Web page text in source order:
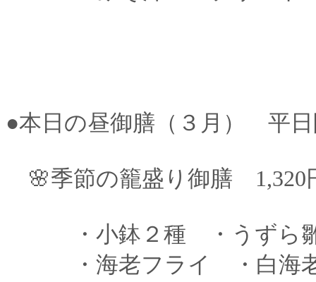
●本日の昼御膳（３月） 平
🌸季節の籠盛り御膳 1,320
・小鉢２種 ・うずら
・海老フライ ・白海